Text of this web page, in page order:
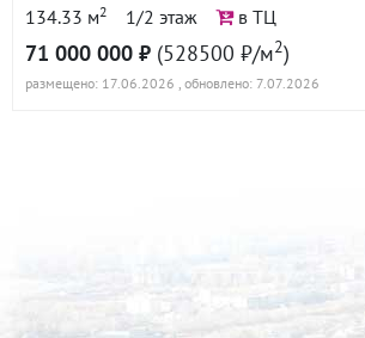
134.33 м2 1/2 этаж в ТЦ
71 000 000 ₽ (528500 ₽/м2)
размещено: 17.06.2026 , обновлено: 7.07.2026